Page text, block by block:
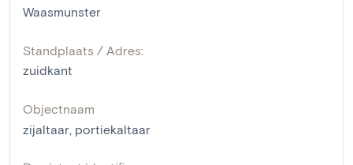
Waasmunster
Standplaats / Adres:
zuidkant
Objectnaam
zijaltaar, portiekaltaar